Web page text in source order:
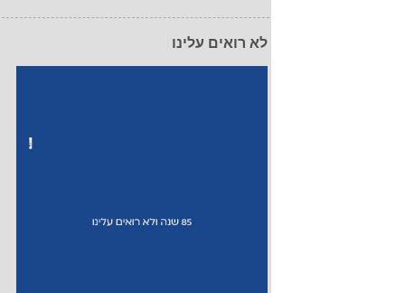
לא רואים עלינו